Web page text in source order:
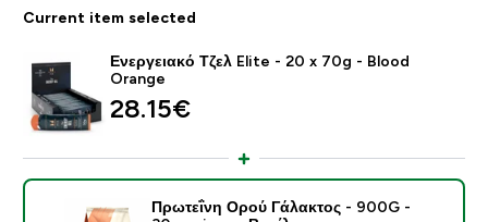
Current item selected
Ενεργειακό Τζελ Elite - 20 x 70g - Blood
Orange
28.15€‎
Πρωτεΐνη Ορού Γάλακτος - 900G -